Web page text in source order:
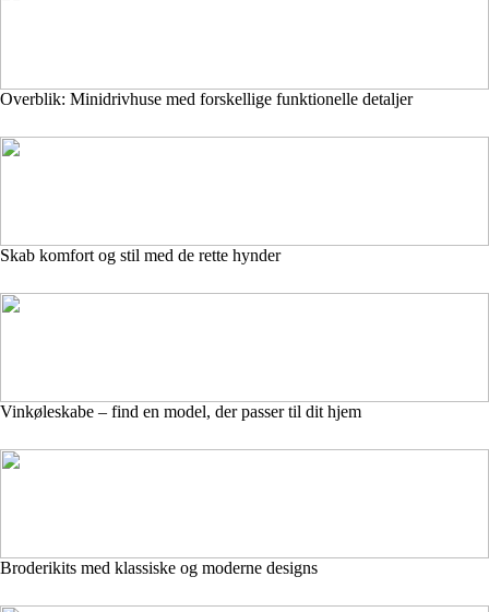
Overblik: Minidrivhuse med forskellige funktionelle detaljer
Skab komfort og stil med de rette hynder
Vinkøleskabe – find en model, der passer til dit hjem
Broderikits med klassiske og moderne designs